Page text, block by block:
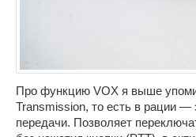
Про функцию VOX я выше
Transmission, то есть в рации —
передачи. Позволяет